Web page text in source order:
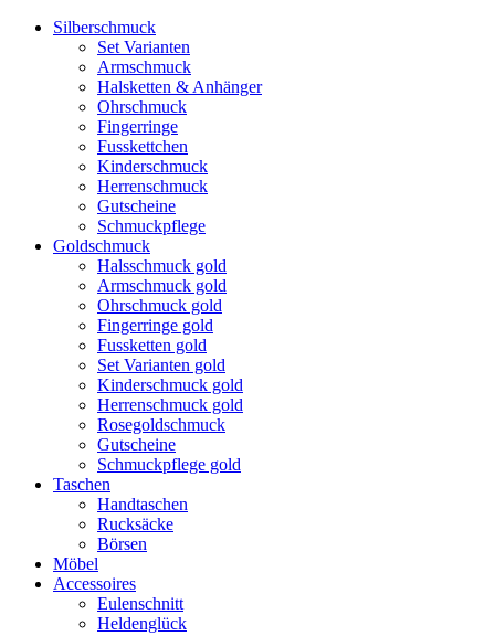
Silberschmuck
Set Varianten
Armschmuck
Halsketten & Anhänger
Ohrschmuck
Fingerringe
Fusskettchen
Kinderschmuck
Herrenschmuck
Gutscheine
Schmuckpflege
Goldschmuck
Halsschmuck gold
Armschmuck gold
Ohrschmuck gold
Fingerringe gold
Fussketten gold
Set Varianten gold
Kinderschmuck gold
Herrenschmuck gold
Rosegoldschmuck
Gutscheine
Schmuckpflege gold
Taschen
Handtaschen
Rucksäcke
Börsen
Möbel
Accessoires
Eulenschnitt
Heldenglück